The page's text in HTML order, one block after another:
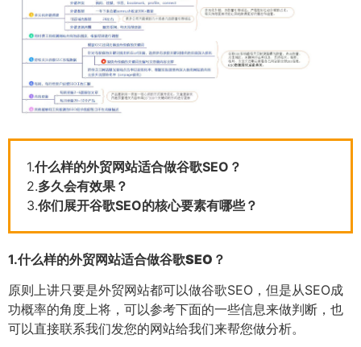
1.什么样的外贸网站适合做谷歌SEO？
2.多久会有效果？
3.你们展开谷歌SEO的核心要素有哪些？
1.什么样的外贸网站适合做谷歌SEO？
原则上讲只要是外贸网站都可以做谷歌SEO，但是从SEO成
功概率的角度上将，可以参考下面的一些信息来做判断，也
可以直接联系我们发您的网站给我们来帮您做分析。